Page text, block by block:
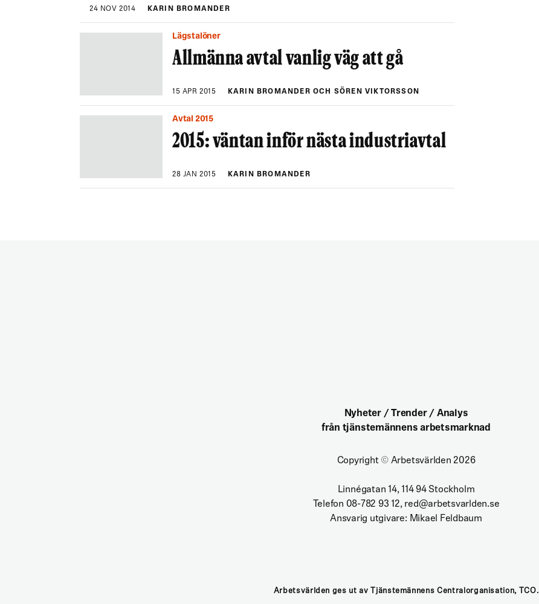
24 NOV 2014 KARIN BROMANDER
Lägstalöner
Allmänna avtal vanlig väg att gå
15 APR 2015 KARIN BROMANDER OCH SÖREN VIKTORSSON
Avtal 2015
2015: väntan inför nästa industriavtal
28 JAN 2015 KARIN BROMANDER
Nyheter / Trender / Analys
från tjänstemännens arbetsmarknad
Copyright ©Arbetsvärlden 2026
Linnégatan 14, 114 94 Stockholm
Telefon 08-782 93 12, red@arbetsvarlden.se
Ansvarig utgivare: Mikael Feldbaum
Arbetsvärlden ges ut av Tjänstemännens Centralorganisation, TCO.